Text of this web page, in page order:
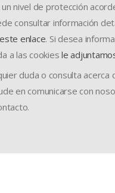
nivel de protección
consultar información
enlace. Si desea
a las cookies le
duda o consulta acerca
en comunicarse con